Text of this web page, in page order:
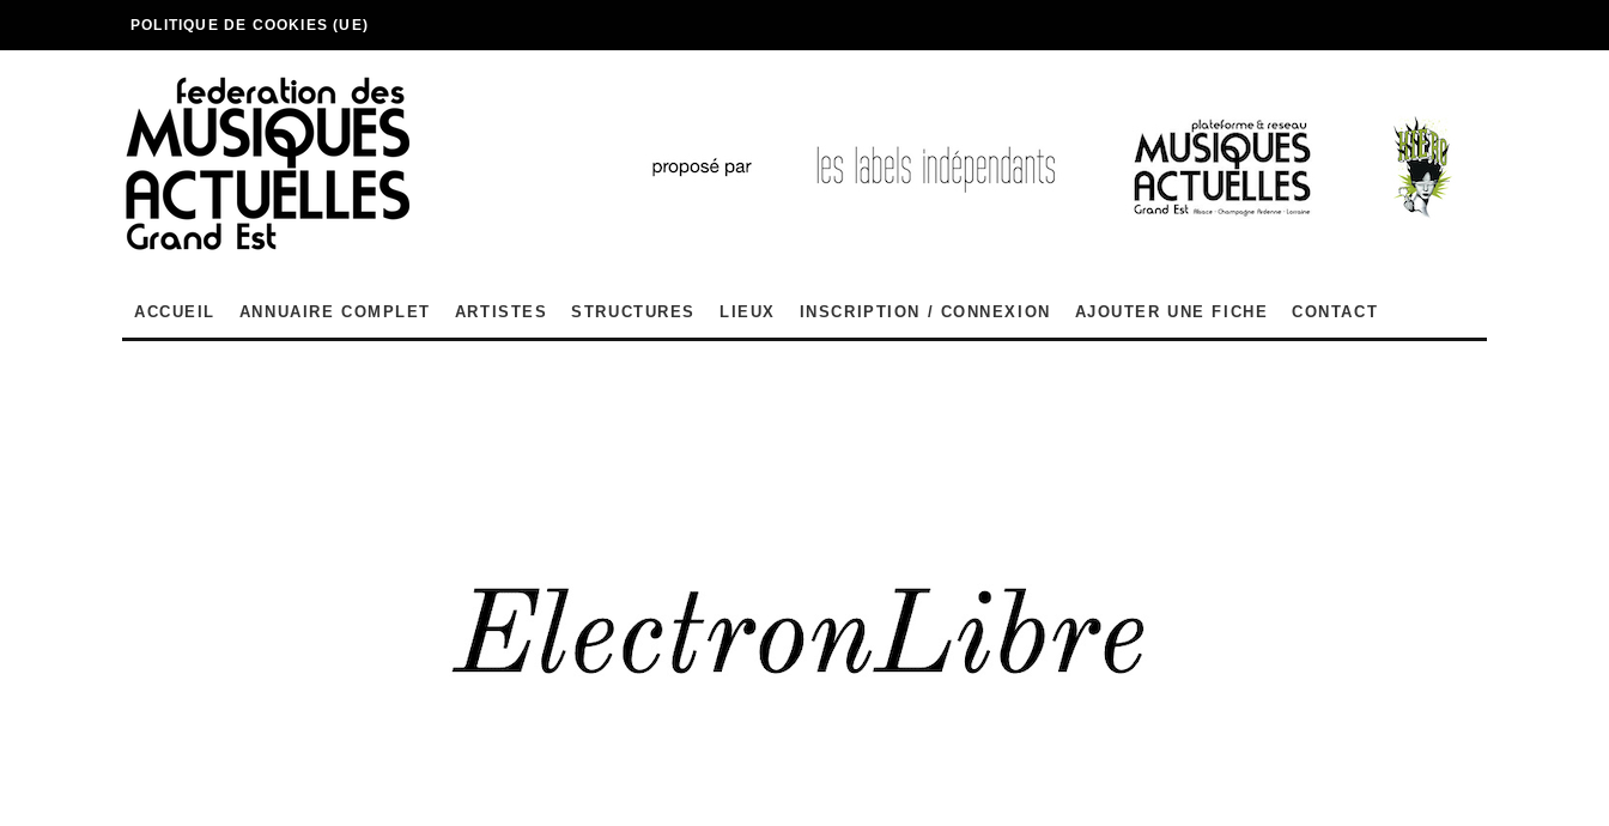
POLITIQUE DE COOKIES (UE)
ACCUEIL ANNUAIRE COMPLET ARTISTES STRUCTURES LIEUX INSCRIPTION / CONNEXION AJOUTER UNE FICHE CONTACT